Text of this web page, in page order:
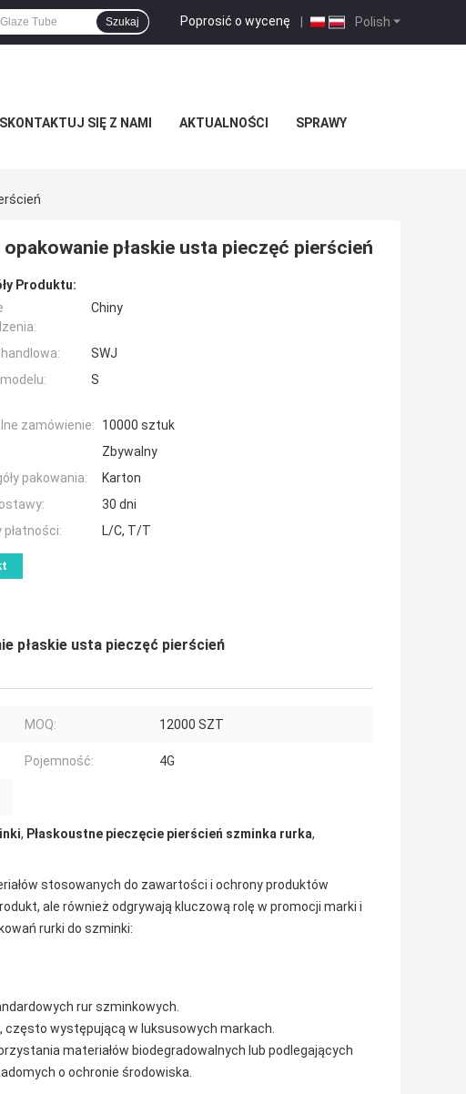
Polish
Poprosić o wycenę |
Szukaj
SKONTAKTUJ SIĘ Z NAMI AKTUALNOŚCI SPRAWY
płaskie usta pieczęć pierścień
Produktu:
Chiny
SWJ
S
zamówienie:
10000 sztuk
Zbywalny
pakowania:
Karton
30 dni
płatności:
L/C, T/T
płaskie usta pieczęć pierścień
MOQ: 12000 SZT
Pojemność: 4G
, Płaskoustne pieczęcie pierścień szminka rurka,
stosowanych do zawartości i ochrony produktów
ale również odgrywają kluczową rolę w promocji marki i
rurki do szminki:
rur szminkowych.
często występującą w luksusowych markach.
materiałów biodegradowalnych lub podlegających
o ochronie środowiska.